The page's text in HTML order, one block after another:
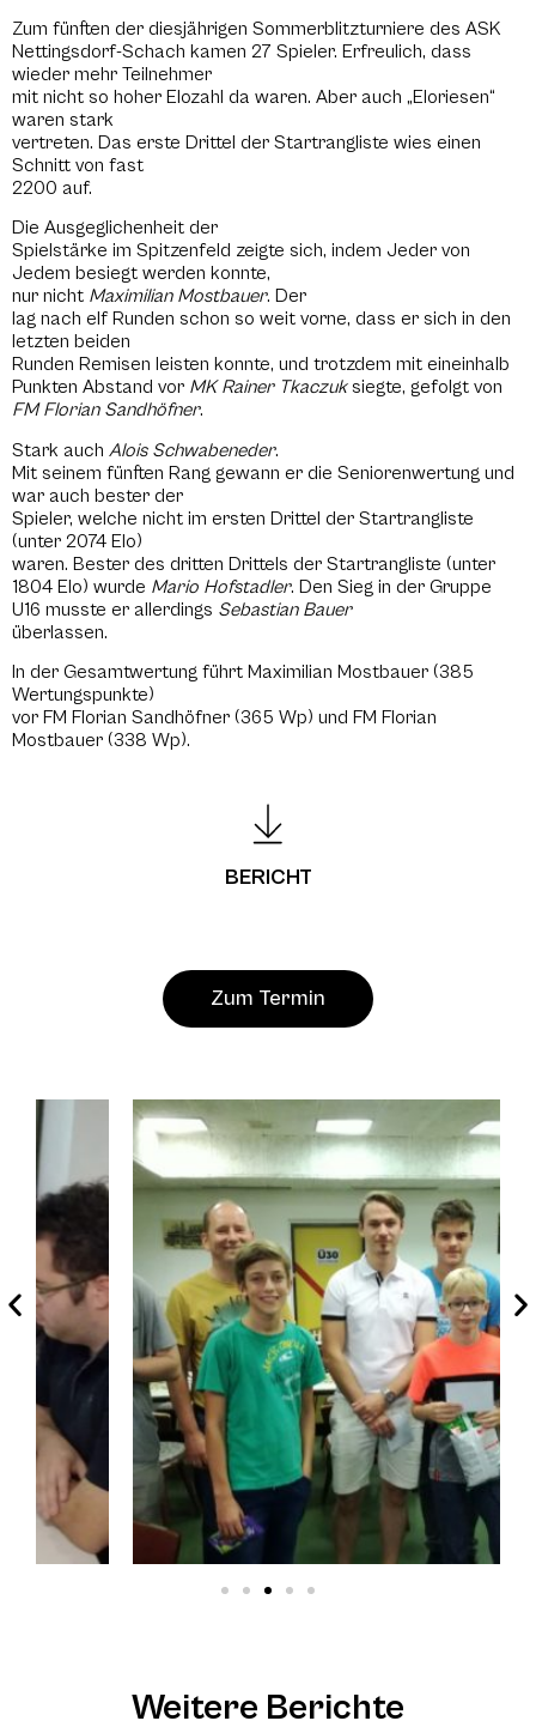
Zum fünften der diesjährigen Sommerblitzturniere des ASK
Nettingsdorf-Schach kamen 27 Spieler. Erfreulich, dass
wieder mehr Teilnehmer
mit nicht so hoher Elozahl da waren. Aber auch „Eloriesen“
waren stark
vertreten. Das erste Drittel der Startrangliste wies einen
Schnitt von fast
2200 auf.
Die Ausgeglichenheit der
Spielstärke im Spitzenfeld zeigte sich, indem Jeder von
Jedem besiegt werden konnte,
nur nicht Maximilian Mostbauer. Der
lag nach elf Runden schon so weit vorne, dass er sich in den
letzten beiden
Runden Remisen leisten konnte, und trotzdem mit eineinhalb
Punkten Abstand vor MK Rainer Tkaczuksiegte, gefolgt von
FM Florian Sandhöfner.
Stark auch Alois Schwabeneder.
Mit seinem fünften Rang gewann er die Seniorenwertung und
war auch bester der
Spieler, welche nicht im ersten Drittel der Startrangliste
(unter 2074 Elo)
waren. Bester des dritten Drittels der Startrangliste (unter
1804 Elo) wurde Mario Hofstadler. Den Sieg in der Gruppe
U16 musste er allerdings Sebastian Bauer
überlassen.
In der Gesamtwertung führt Maximilian Mostbauer (385
Wertungspunkte)
vor FM Florian Sandhöfner (365 Wp) und FM Florian
Mostbauer (338 Wp).
BERICHT
Zum Termin
Weitere Berichte